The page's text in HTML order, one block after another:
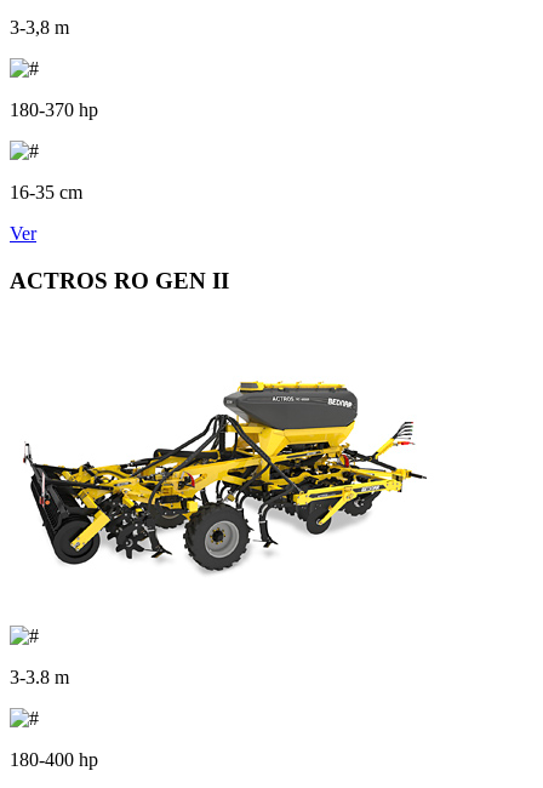
3-3,8 m
180-370 hp
16-35 cm
Ver
ACTROS RO GEN II
3-3.8 m
180-400 hp